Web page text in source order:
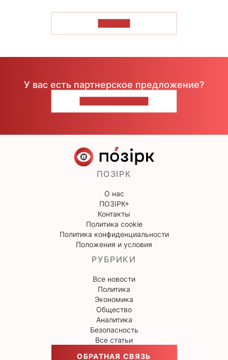
У вас есть партнерское предложение?
ПОЗІРК
О нас
ПОЗІРК+
Контакты
Политика cookie
Политика конфиденциальности
Положения и условия
РУБРИКИ
Все новости
Политика
Экономика
Общество
Аналитика
Безопасность
Все статьи
ОБРАТНАЯ СВЯЗЬ